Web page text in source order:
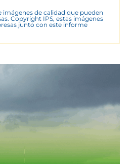
imágenes de calidad que pueden
Copyright IPS, estas imágenes
junto con este informe